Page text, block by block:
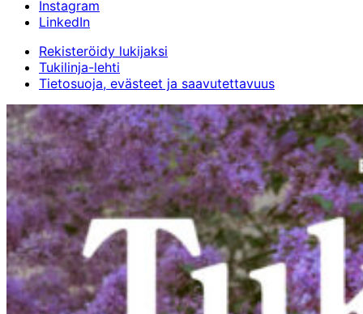
Instagram
LinkedIn
Rekisteröidy lukijaksi
Tukilinja-lehti
Tietosuoja, evästeet ja saavutettavuus